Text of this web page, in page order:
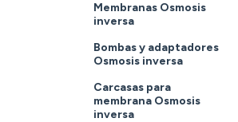
Membranas Osmosis
inversa
Bombas y adaptadores
Osmosis inversa
Carcasas para
membrana Osmosis
inversa